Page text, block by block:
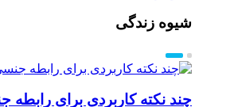
شیوه زندگی
چند نکته کاربردی برای رابطه